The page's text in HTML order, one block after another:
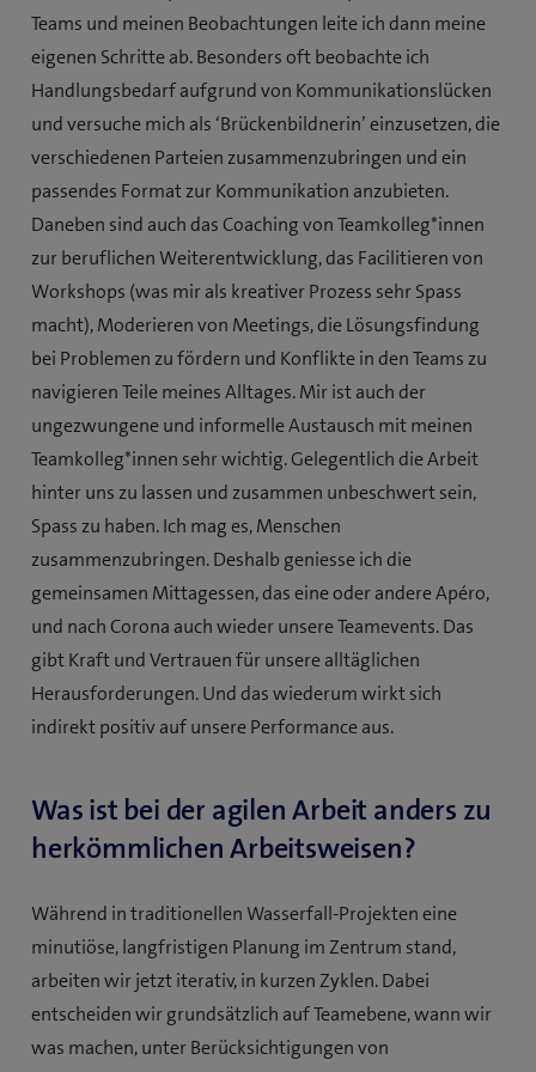
Teams und meinen Beobachtungen leite ich dann meine
eigenen Schritte ab. Besonders oft beobachte ich
Handlungsbedarf aufgrund von Kommunikationslücken
und versuche mich als ‘Brückenbildnerin’ einzusetzen, die
verschiedenen Parteien zusammenzubringen und ein
passendes Format zur Kommunikation anzubieten.
Daneben sind auch das Coaching von Teamkolleg*innen
zur beruflichen Weiterentwicklung, das Facilitieren von
Workshops (was mir als kreativer Prozess sehr Spass
macht), Moderieren von Meetings, die Lösungsfindung
bei Problemen zu fördern und Konflikte in den Teams zu
navigieren Teile meines Alltages. Mir ist auch der
ungezwungene und informelle Austausch mit meinen
Teamkolleg*innen sehr wichtig. Gelegentlich die Arbeit
hinter uns zu lassen und zusammen unbeschwert sein,
Spass zu haben. Ich mag es, Menschen
zusammenzubringen. Deshalb geniesse ich die
gemeinsamen Mittagessen, das eine oder andere Apéro,
und nach Corona auch wieder unsere Teamevents. Das
gibt Kraft und Vertrauen für unsere alltäglichen
Herausforderungen. Und das wiederum wirkt sich
indirekt positiv auf unsere Performance aus.
Was ist bei der agilen Arbeit anders zu
herkömmlichen Arbeitsweisen?
Während in traditionellen Wasserfall-Projekten eine
minutiöse, langfristigen Planung im Zentrum stand,
arbeiten wir jetzt iterativ, in kurzen Zyklen. Dabei
entscheiden wir grundsätzlich auf Teamebene, wann wir
was machen, unter Berücksichtigungen von